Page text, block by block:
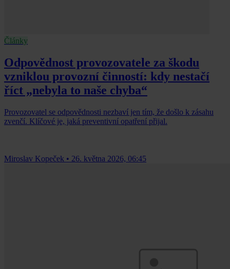
Články
Odpovědnost provozovatele za škodu
vzniklou provozní činností: kdy nestačí
říct „nebyla to naše chyba“
Provozovatel se odpovědnosti nezbaví jen tím, že došlo k zásahu
zvenčí. Klíčové je, jaká preventivní opatření přijal.
Miroslav Kopeček • 26. května 2026, 06:45